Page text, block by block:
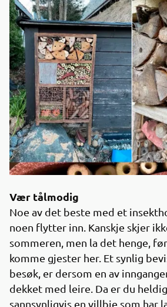
Vær tålmodig
Noe av det beste med et
noen flytter inn. Kanskje skjer
sommeren, men la det henge,
komme gjester her. Et synlig
besøk, er dersom en av
dekket med leire. Da er du
sannsynligvis en villbie som har